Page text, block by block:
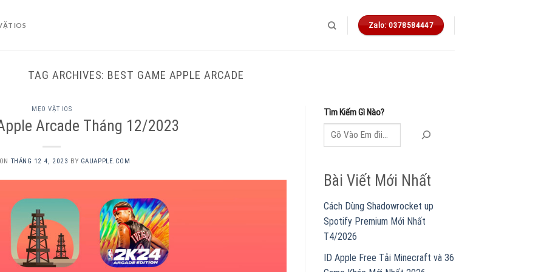
IOS Zalo: 0378584447
TAG ARCHIVES: BEST GAME APPLE ARCADE
MẸO VẶT IOS
Arcade Tháng 12/2023
THÁNG 12 4, 2023 BY GAUAPPLE.COM
Tìm Kiếm Gì Nào?
Bài Viết Mới Nhất
Cách Dùng Shadowrocket up
Spotify Premium Mới Nhất
T4/2026
ID Apple Free Tải Minecraft và 36